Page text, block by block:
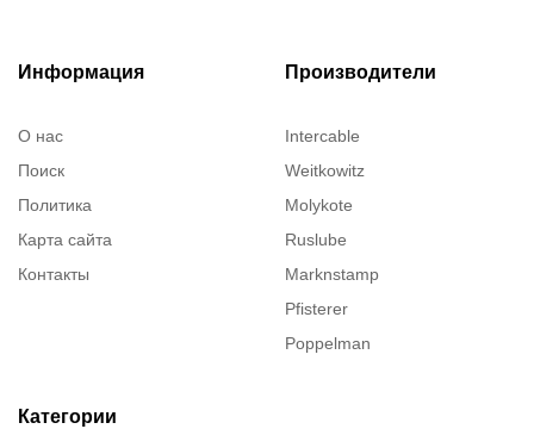
Информация
О нас
Поиск
Политика
Карта сайта
Контакты
Производители
Intercable
Weitkowitz
Molykote
Ruslube
Marknstamp
Pfisterer
Poppelman
Категории